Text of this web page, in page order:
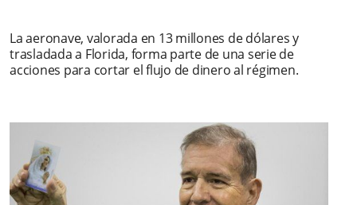
La aeronave, valorada en 13 millones de dólares y
trasladada a Florida, forma parte de una serie de
acciones para cortar el flujo de dinero al régimen.